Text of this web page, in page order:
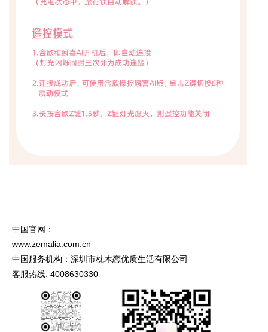
中国官网：
www.zemalia.com.cn
中国服务机构：深圳市枕木恋优质生活有限公司
客服热线: 4008630330